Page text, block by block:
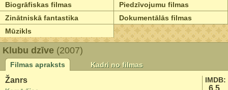
Biogrāfiskas filmas
Piedzīvojumu filmas
Zinātniskā fantastika
Dokumentālās filmas
Mūzikls
Klubu dzīve (2007)
Filmas apraksts
Kadri no filmas
IMDB:
6.5
Žanrs